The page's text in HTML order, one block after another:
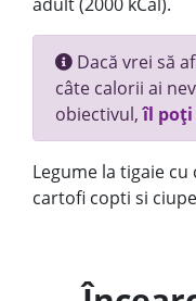
Dacă vrei să
câte calorii ai
obiectivul,îl poți
Legume la tigaie
cartofi copti si